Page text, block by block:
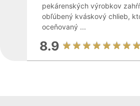
pekárenských výrobkov
obľúbený kváskový chlieb,
oceňovaný ...
8.9